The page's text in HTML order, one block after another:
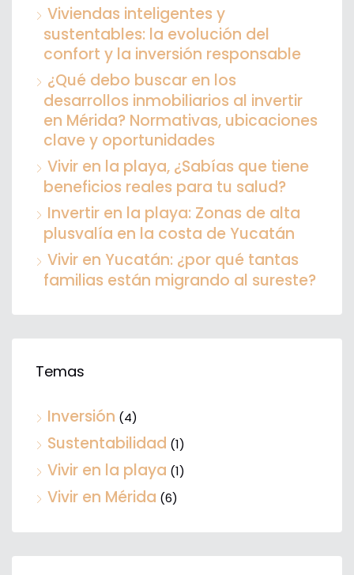
Viviendas inteligentes y
sustentables: la evolución del
confort y la inversión responsable
¿Qué debo buscar en los
desarrollos inmobiliarios al invertir
en Mérida? Normativas, ubicaciones
clave y oportunidades
Vivir en la playa, ¿Sabías que tiene
beneficios reales para tu salud?
Invertir en la playa: Zonas de alta
plusvalía en la costa de Yucatán
Vivir en Yucatán: ¿por qué tantas
familias están migrando al sureste?
Temas
Inversión (4)
Sustentabilidad (1)
Vivir en la playa (1)
Vivir en Mérida (6)